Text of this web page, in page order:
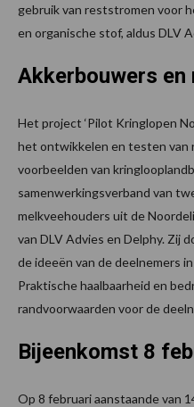
gebruik van reststromen voor
en organische stof, aldus DLV
Akkerbouwers en
Het project ‘Pilot Kringlopen
het ontwikkelen en testen van
voorbeelden van
samenwerkingsverband van
melkveehouders uit de
van DLV Advies en Delphy. Zij
de ideeën van de deelnemers
Praktische haalbaarheid en
randvoorwaarden voor de
Bijeenkomst 8
Op 8 februari aanstaande van